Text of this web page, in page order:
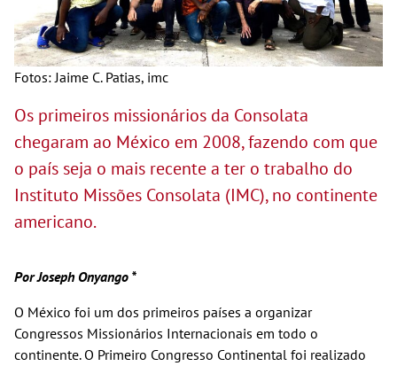
Fotos: Jaime C. Patias, imc
Os primeiros missionários da Consolata
chegaram ao México em 2008, fazendo com que
o país seja o mais recente a ter o trabalho do
Instituto Missões Consolata (IMC), no continente
americano.
Por Joseph Onyango *
O México foi um dos primeiros países a organizar
Congressos Missionários Internacionais em todo o
continente. O Primeiro Congresso Continental foi realizado